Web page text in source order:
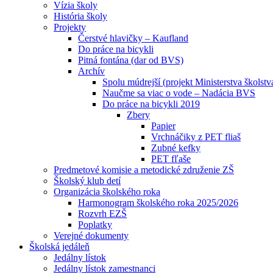
Vízia školy
História školy
Projekty
Čerstvé hlavičky – Kaufland
Do práce na bicykli
Pitná fontána (dar od BVS)
Archív
Spolu múdrejší (projekt Ministerstva
Naučme sa viac o vode – Nadácia BVS
Do práce na bicykli 2019
Zbery
Papier
Vrchnáčiky z PET fliaš
Zubné kefky
PET fľaše
Predmetové komisie a metodické združenie ZŠ
Školský klub detí
Organizácia školského roka
Harmonogram školského roka 2025/2026
Rozvrh EZŠ
Poplatky
Verejné dokumenty
Školská jedáleň
Jedálny lístok
Jedálny lístok zamestnanci